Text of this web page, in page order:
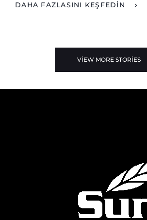
DAHA FAZLASINI KEŞFEDİN
VIEW MORE STORIES